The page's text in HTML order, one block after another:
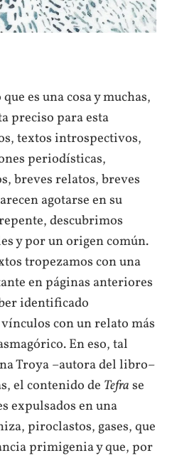
es una cosa y muchas,
preciso para esta
textos introspectivos,
periodísticas,
breves relatos, breves
agotarse en su
descubrimos
y por un origen común.
tropezamos con una
en páginas anteriores
identificado
con un relato más
En eso, tal
Troya –autora del libro–
el contenido de Tefrase
expulsados en una
piroclastos, gases, que
primigenia y que, por